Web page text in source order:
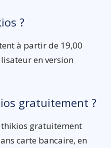
?
à partir de 19,00
en version
gratuitement ?
gratuitement
carte bancaire, en